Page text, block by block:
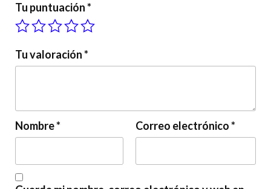
Tu puntuación*
Tu valoración*
Nombre* Correo electrónico*